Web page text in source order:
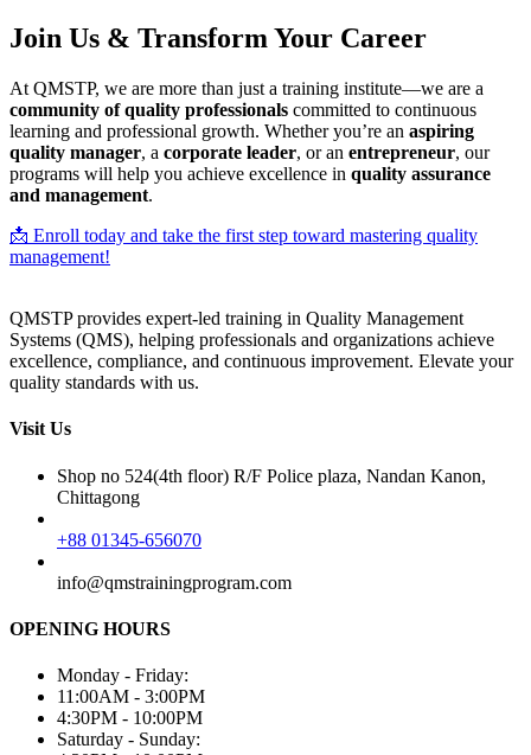
Join Us & Transform Your Career
At QMSTP, we are more than just a training institute—we are a
community of quality professionals committed to continuous
learning and professional growth. Whether you’re an aspiring
quality manager, a corporate leader, or an entrepreneur, our
programs will help you achieve excellence in quality assurance
and management.
📩 Enroll today and take the first step toward mastering quality
management!
QMSTP provides expert-led training in Quality Management
Systems (QMS), helping professionals and organizations achieve
excellence, compliance, and continuous improvement. Elevate your
quality standards with us.
Visit Us
Shop no 524(4th floor) R/F Police plaza, Nandan Kanon,
Chittagong
+88 01345-656070
info@qmstrainingprogram.com
OPENING HOURS
Monday - Friday:
11:00AM - 3:00PM
4:30PM - 10:00PM
Saturday - Sunday: